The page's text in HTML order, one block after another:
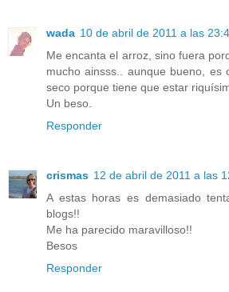
wada 10 de abril de 2011 a las
Me encanta el arroz, sino fuera
mucho ainsss.. aunque bueno, es
seco porque tiene que estar
Un beso.
Responder
crismas 12 de abril de 2011 a las
A estas horas es demasiado
blogs!!
Me ha parecido maravilloso!!
Besos
Responder